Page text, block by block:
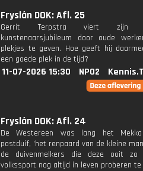
Fryslân DOK: Afl. 25
Gerrit Terpstra viert zijn
kunstenaarsjubileum door oude
plekjes te geven. Hoe geeft hij
een goede plek in de tijd?
11-07-2026 15:30 NPO2
Fryslân DOK: Afl. 24
De Westereen was lang het
postduif, 'het renpaard van de kleine
de duivenmelkers die deze ooit zo
volkssport nog altijd in leven proberen te